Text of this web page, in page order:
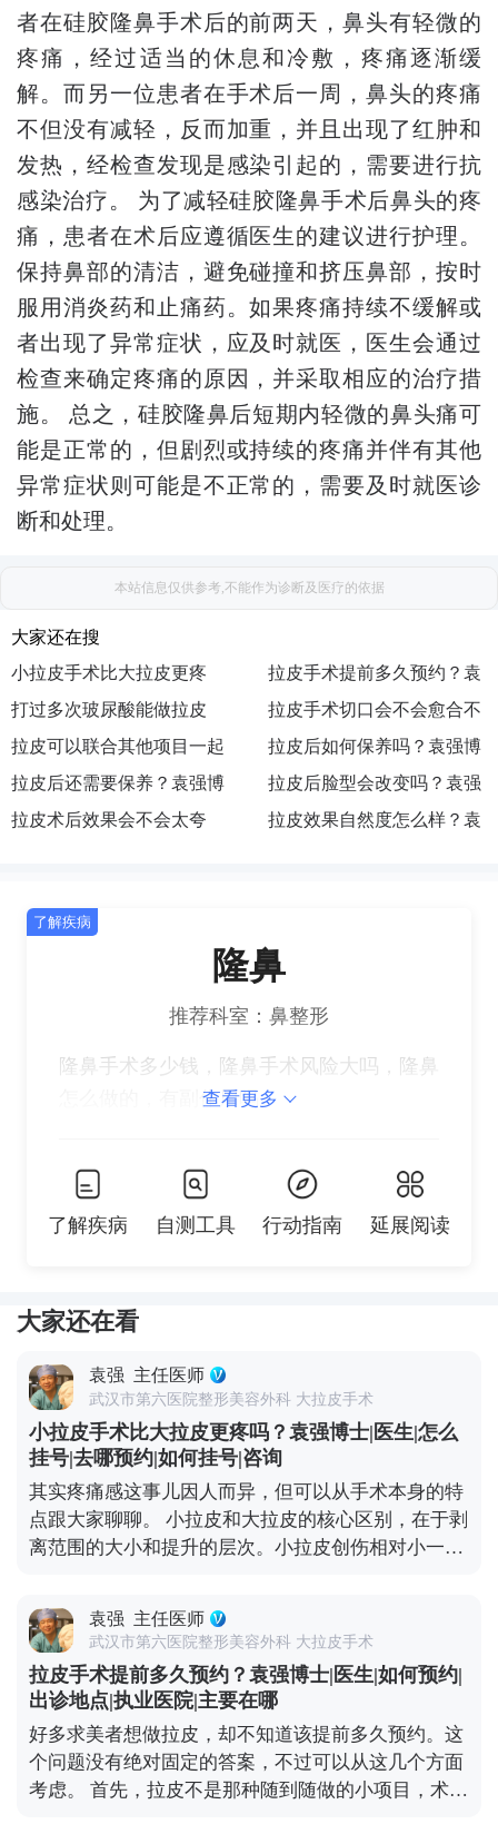
者在硅胶隆鼻手术后的前两天，鼻头有轻微的
疼痛，经过适当的休息和冷敷，疼痛逐渐缓
解。而另一位患者在手术后一周，鼻头的疼痛
不但没有减轻，反而加重，并且出现了红肿和
发热，经检查发现是感染引起的，需要进行抗
感染治疗。 为了减轻硅胶隆鼻手术后鼻头的疼
痛，患者在术后应遵循医生的建议进行护理。
保持鼻部的清洁，避免碰撞和挤压鼻部，按时
服用消炎药和止痛药。如果疼痛持续不缓解或
者出现了异常症状，应及时就医，医生会通过
检查来确定疼痛的原因，并采取相应的治疗措
施。 总之，硅胶隆鼻后短期内轻微的鼻头痛可
能是正常的，但剧烈或持续的疼痛并伴有其他
异常症状则可能是不正常的，需要及时就医诊
断和处理。
本站信息仅供参考,不能作为诊断及医疗的依据
大家还在搜
小拉皮手术比大拉皮更疼
吗？袁强博士|医生|怎么挂
号|去哪预约|如何挂号|咨询
拉皮手术提前多久预约？袁
强博士|医生|如何预约|出诊
地点|执业医院|主要在哪
打过多次玻尿酸能做拉皮
吗？袁强博士|医生|在哪坐
诊|执业机构|医院|联系方式
拉皮手术切口会不会愈合不
好？袁强博士|医生|在哪出
诊|去哪找|怎么联系|预约|挂
号
拉皮可以联合其他项目一起
做吗？袁强博士|怎么预约|
挂号|联系|面诊|咨询|在哪出
拉皮后如何保养吗？袁强博
士|医生|怎么挂号|去哪预约|
如何挂号|咨询
拉皮后还需要保养？袁强博
士|医生|如何预约|出诊地点|
拉皮后脸型会改变吗？袁强
博士|医生|在哪坐诊|执业机
拉皮术后效果会不会太夸
拉皮效果自然度怎么样？袁
了解疾病
隆鼻
推荐科室：鼻整形
隆鼻手术多少钱，隆鼻手术风险大吗，隆鼻
怎么做的，有副作用吗
查看更多
了解疾病 自测工具 行动指南 延展阅读
大家还在看
袁强 主任医师
武汉市第六医院整形美容外科 大拉皮手术
小拉皮手术比大拉皮更疼吗？袁强博士|医生|怎么
挂号|去哪预约|如何挂号|咨询
其实疼痛感这事儿因人而异，但可以从手术本身的特
点跟大家聊聊。 小拉皮和大拉皮的核心区别，在于剥
离范围的大小和提升的层次。小拉皮创伤相对小一
人耐受力、术中麻醉效果和术后护理。 不管是小拉皮
还是大拉皮，术中都会用麻醉，手术过程中是完全不
疼的。术后的疼痛感主要集中在恢复初期，但可以通
过药物和物理方式缓解。我都会跟患者交代，术后多
休息、按时吃药、避免剧烈活动，这样疼痛感会明显
减轻。 所以大家不用因为怕疼就纠结选哪种术式，关
键还是要根据自己的衰老程度和预期效果，选适合自
袁强 主任医师
武汉市第六医院整形美容外科 大拉皮手术
拉皮手术提前多久预约？袁强博士|医生|如何预约|
出诊地点|执业医院|主要在哪
好多求美者想做拉皮，却不知道该提前多久预约。这
个问题没有绝对固定的答案，不过可以从这几个方面
考虑。 首先，拉皮不是那种随到随做的小项目，术前